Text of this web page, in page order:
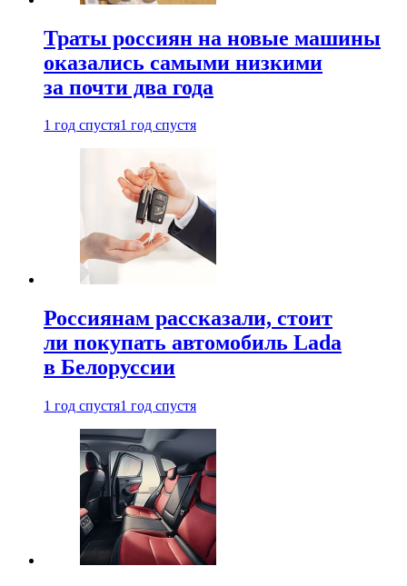
Траты россиян на новые машины
оказались самыми низкими
за почти два года
1 год спустя1 год спустя
Россиянам рассказали, стоит
ли покупать автомобиль Lada
в Белоруссии
1 год спустя1 год спустя